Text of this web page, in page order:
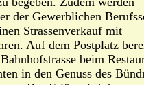
der Gewerblichen
Strassenverkauf mit
Auf dem Postplatz
beim
in den Genuss des